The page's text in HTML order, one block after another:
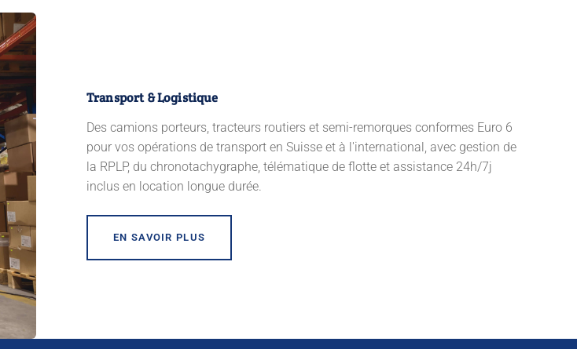
Transport & Logistique
Des camions porteurs, tracteurs routiers et semi-remorques conformes Euro 6
pour vos opérations de transport en Suisse et à l'international, avec gestion de
la RPLP, du chronotachygraphe, télématique de flotte et assistance 24h/7j
inclus en location longue durée.
EN SAVOIR PLUS